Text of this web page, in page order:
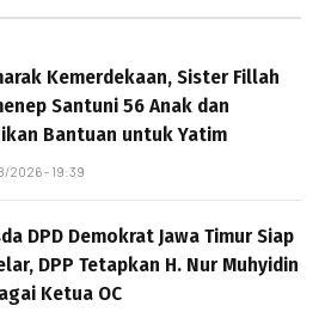
Kemerdekaan, Sister Fillah
Santuni 56 Anak dan
Bantuan untuk Yatim
2026 - 19:39
DPD Demokrat Jawa Timur Siap
DPP Tetapkan H. Nur Muhyidin
Ketua OC